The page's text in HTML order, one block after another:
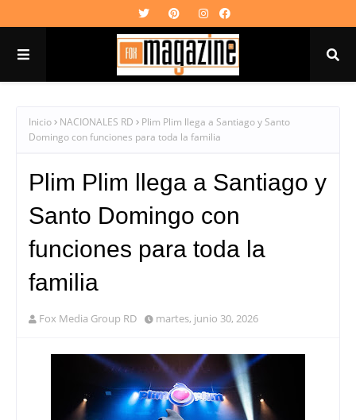
Inicio NACIONALES RD
Plim Plim llega a Santiago y Santo
Domingo con funciones para toda la familia
Plim Plim llega a Santiago y
Santo Domingo con
funciones para toda la
familia
Fox Media Group RD martes, junio 30, 2026